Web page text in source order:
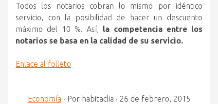
Todos los notarios cobran lo mismo por idéntico
servicio, con la posibilidad de hacer un descuento
máximo del 10 %. Así, la competencia entre los
notarios se basa en la calidad de su servicio.
Enlace al folleto
Economía · Por habitaclia · 26 de febrero, 2015